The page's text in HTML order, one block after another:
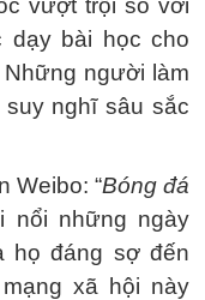
vượt trội so với
dạy bài học cho
người làm
suy nghĩ sâu sắc
Weibo: “Bóng đá
nổi những ngày
họ đáng sợ đến
xã hội này